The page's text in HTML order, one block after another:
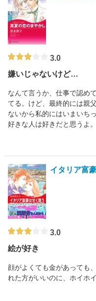
3.0
嫌いじゃないけど…
なんて言うか、仕事で認め
てる。けど、最終的には親
ないから私的にはいまいち
好きな人は好きだと思うよ。
イタリア富
3.0
絵が好き
顔がよくても金があっても
れた方がいいのに、ホイホ